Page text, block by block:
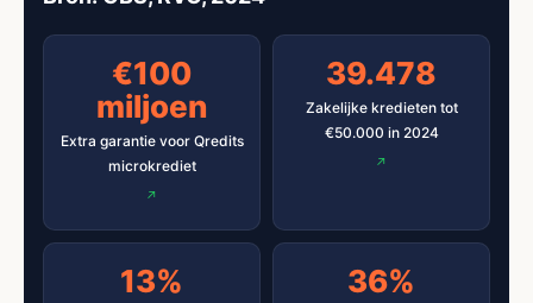
€100
miljoen
Extra garantie voor Qredits
microkrediet
39.478
Zakelijke kredieten tot
€50.000 in 2024
13% 36%